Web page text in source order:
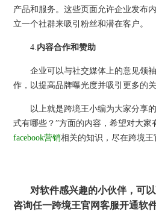
产品和服务。这些页面允许企业发布
立一个社群来吸引粉丝和潜在客户。
4. 内容合作和赞助
企业可以与社交媒体上的意见领袖
作，以提高品牌曝光度并吸引更多的关
以上就是跨境王小编为大家分享的
式有哪些？”方面的内容，希望对大家
facebook营销相关的知识，尽在跨境王
对软件感兴趣的小伙伴，可
咨询任一跨境王官网客服开通软